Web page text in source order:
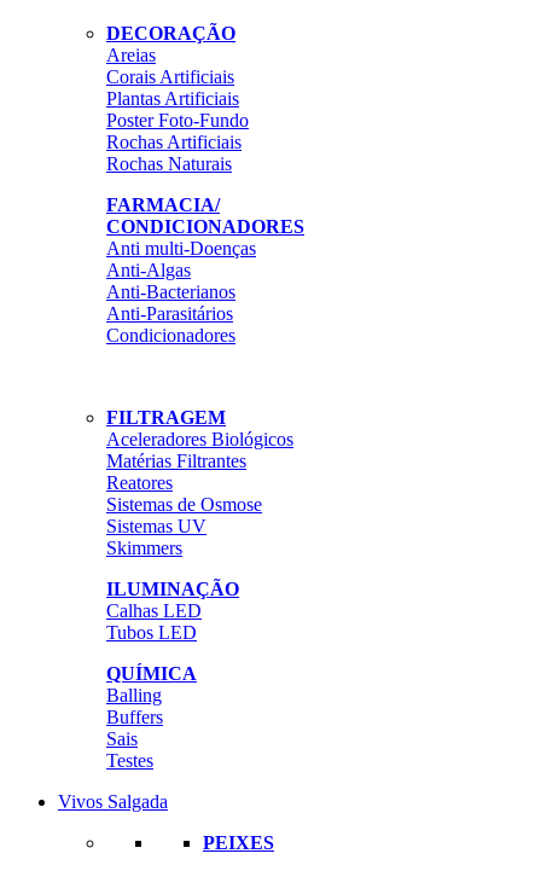
DECORAÇÃO
Areias
Corais Artificiais
Plantas Artificiais
Poster Foto-Fundo
Rochas Artificiais
Rochas Naturais
FARMACIA/
CONDICIONADORES
Anti multi-Doenças
Anti-Algas
Anti-Bacterianos
Anti-Parasitários
Condicionadores
FILTRAGEM
Aceleradores Biológicos
Matérias Filtrantes
Reatores
Sistemas de Osmose
Sistemas UV
Skimmers
ILUMINAÇÃO
Calhas LED
Tubos LED
QUÍMICA
Balling
Buffers
Sais
Testes
Vivos Salgada
PEIXES